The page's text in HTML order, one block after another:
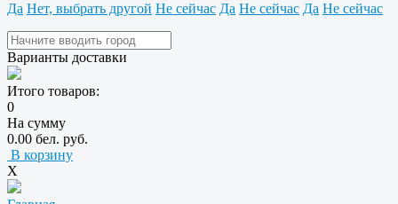
Да Нет, выбрать другой Не сейчас Да Не сейчас Да Не сейчас
Варианты доставки
Итого товаров:
0
На сумму
0.00 бел. руб.
В корзину
X